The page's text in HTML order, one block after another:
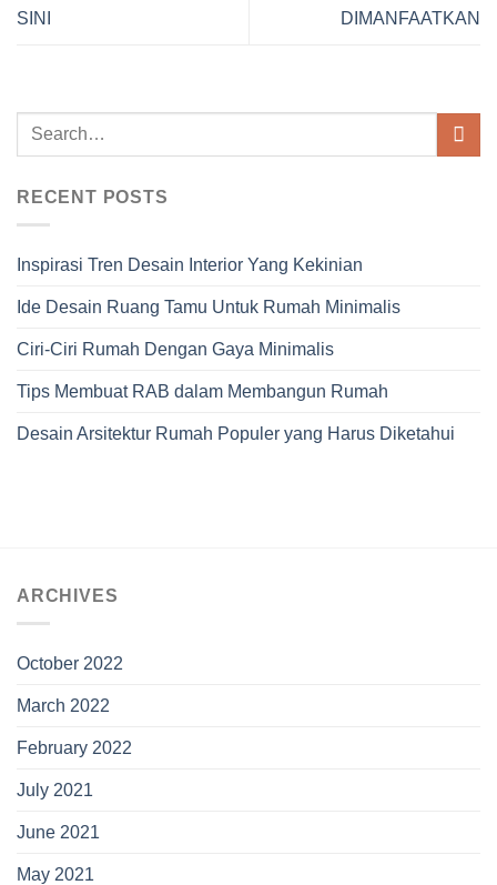
SINI
DIMANFAATKAN
RECENT POSTS
Inspirasi Tren Desain Interior Yang Kekinian
Ide Desain Ruang Tamu Untuk Rumah Minimalis
Ciri-Ciri Rumah Dengan Gaya Minimalis
Tips Membuat RAB dalam Membangun Rumah
Desain Arsitektur Rumah Populer yang Harus Diketahui
ARCHIVES
October 2022
March 2022
February 2022
July 2021
June 2021
May 2021